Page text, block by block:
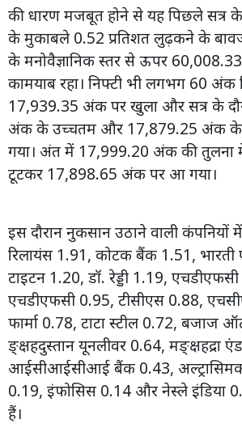
की धारण मजबूत होने से यह पिछले
के मुकाबले 0.52 प्रतिशत लुढ़कने के
के मनोवैज्ञानिक स्तर से ऊपर
कामयाब रहा। निफ्टी भी लगभग 60
17,939.35 अंक पर खुला और सत्र के
अंक के उच्चतम और 17,879.25 अंक के
गया। अंत में 17,999.20 अंक की तुलना
टूटकर 17,898.65 अंक पर आ गया।
इस दौरान नुकसान उठाने वाली
रिलायंस 1.91, कोटक बैंक 1.51,
टाइटन 1.20, डॉ. रेड्डी 1.19,
एचडीएफसी 0.95, टीसीएस 0.88,
फार्मा 0.78, टाटा स्टील 0.72, बजाज
ङ्क्षहदुस्तान यूनलीवर 0.64, मङ्क्षहद्रा
आईसीआईसीआई बैंक 0.43,
0.19, इंफोसिस 0.14 और नेस्ले इंडिया
हैं।